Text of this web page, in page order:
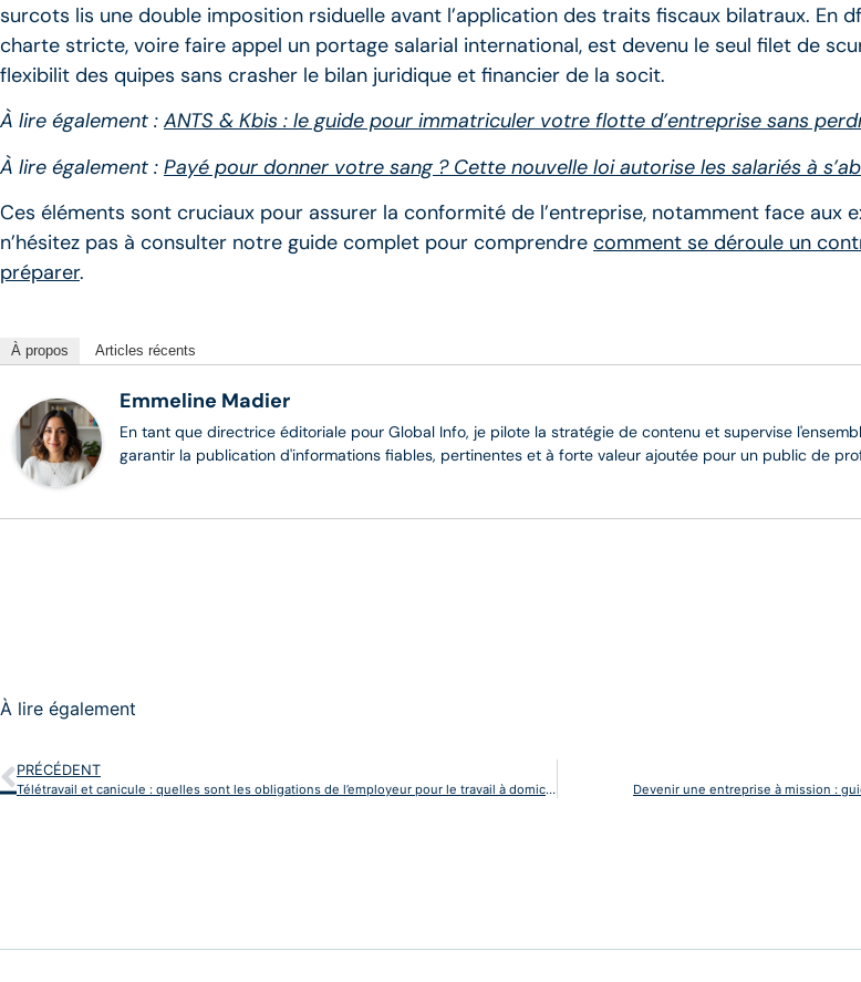
surcots lis une double imposition rsiduelle avant l’application des traits fiscaux bilatraux. En
charte stricte, voire faire appel un portage salarial international, est devenu le seul filet de
flexibilit des quipes sans crasher le bilan juridique et financier de la socit.
À lire également : ANTS & Kbis : le guide pour immatriculer votre flotte d’entreprise sans
À lire également : Payé pour donner votre sang ? Cette nouvelle loi autorise les salariés à
Ces éléments sont cruciaux pour assurer la conformité de l’entreprise, notamment face aux
n’hésitez pas à consulter notre guide complet pour comprendre comment se déroule un
préparer.
À propos Articles récents
Emmeline Madier
En tant que directrice éditoriale pour Global Info, je pilote la stratégie de contenu et supervise
garantir la publication d'informations fiables, pertinentes et à forte valeur ajoutée pour un public de
À lire également
PRÉCÉDENT
Télétravail et canicule : quelles sont les obligations de l’employeur pour le travail à domicile ? Devenir une entreprise à mission :